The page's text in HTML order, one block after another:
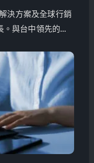
決方案及全球行銷
與台中領先的行